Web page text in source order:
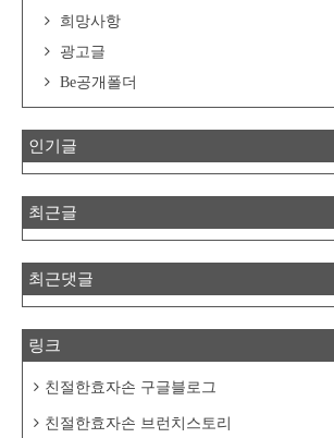
희망사항
광고글
Be공개폴더
인기글
최근글
최근댓글
링크
친절한효자손 구글블로그
친절한효자손 브런치스토리